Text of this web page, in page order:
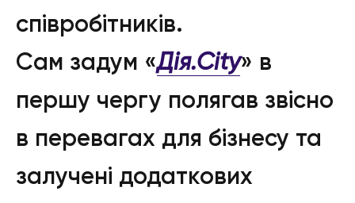
співробітників.
Сам задум «Дія.City» в
першу чергу полягав звісно
в перевагах для бізнесу та
залучені додаткових